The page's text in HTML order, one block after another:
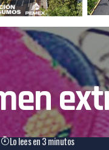
Lo lees en 3 minutos